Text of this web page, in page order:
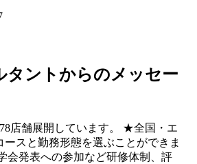
タントからのメッセー
店舗展開しています。 ★全国・エ
ースと勤務形態を選ぶことができま
会発表への参加など研修体制、評